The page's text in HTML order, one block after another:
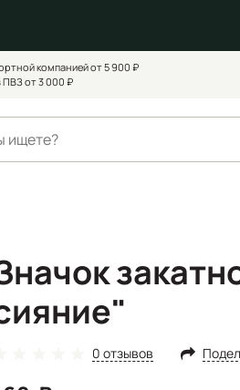
компанией от 5 900 ₽
ПВЗ от 3 000 ₽
0 отзывов